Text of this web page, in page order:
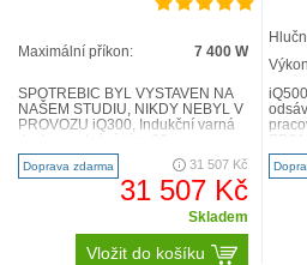
Maximální příkon: 7 400 W
SPOTŘEBIČ BYL VYSTAVEN NA
NAŠEM STUDIU, NIKDY NEBYL V
PROVOZU iQ300, Indukční varná
EH611BE15E Flexibilita varných
zón..
Doprava zdarma 31 507 Kč
31 507 Kč
Skladem
Vložit do košíku
zón